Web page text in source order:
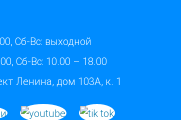
Сб-Вс: выходной
Сб-Вс: 10.00 – 18.00
Ленина, дом 103А, к. 1